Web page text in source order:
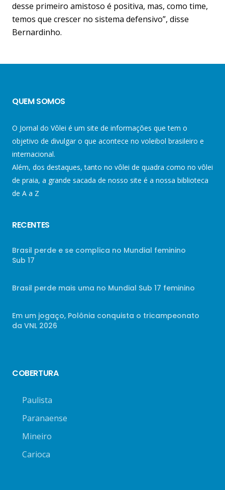
desse primeiro amistoso é positiva, mas, como time,
temos que crescer no sistema defensivo”, disse
Bernardinho.
QUEM SOMOS
O Jornal do Vôlei é um site de informações que tem o
objetivo de divulgar o que acontece no voleibol brasileiro e
internacional.
Além, dos destaques, tanto no vôlei de quadra como no vôlei
de praia, a grande sacada de nosso site é a nossa biblioteca
de A a Z
RECENTES
Brasil perde e se complica no Mundial feminino
Sub 17
Brasil perde mais uma no Mundial Sub 17 feminino
Em um jogaço, Polônia conquista o tricampeonato
da VNL 2026
COBERTURA
Paulista
Paranaense
Mineiro
Carioca